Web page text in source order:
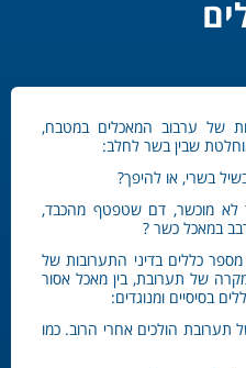
של ערבוב המאכלים במטבח,
שבין בשר לחלב:
בשרי, או להיפך?
לא מוכשר, דם שטפטף מהכבד,
במאכל כשר ?
כללים בדיני התערובות של
של תערובת, בין מאכל אסור
בסיסיים ומנוגדים:
הולכים אחרי הרוב. כמו